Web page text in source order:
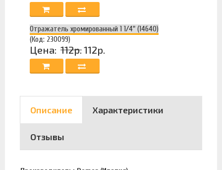
Отражатель хромированный 1 1/4" (14640)
(Код: 230099)
Цена: 112р.112р.
Описание Характеристики
Отзывы